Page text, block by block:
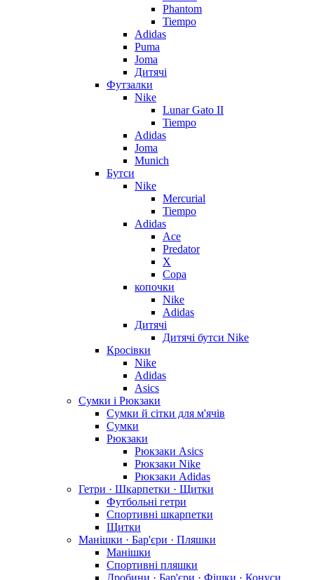
Phantom
Tiempo
Adidas
Puma
Joma
Дитячі
Футзалки
Nike
Lunar Gato II
Tiempo
Adidas
Joma
Munich
Бутси
Nike
Mercurial
Tiempo
Adidas
Ace
Predator
X
Copa
копочки
Nike
Adidas
Дитячі
Дитячі бутси Nike
Кросівки
Nike
Adidas
Asics
Сумки і Рюкзаки
Сумки й сітки для м'ячів
Сумки
Рюкзаки
Рюкзаки Asics
Рюкзаки Nike
Рюкзаки Adidas
Гетри · Шкарпетки · Щитки
Футбольні гетри
Спортивні шкарпетки
Щитки
Манішки · Бар'єри · Пляшки
Манішки
Спортивні пляшки
Дробини · Бар'єри · Фішки · Конуси